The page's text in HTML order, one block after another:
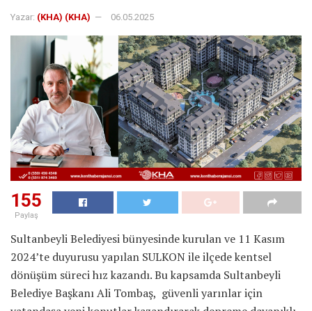
Yazar: (KHA) (KHA) 06.05.2025
155
Paylaş
Sultanbeyli Belediyesi bünyesinde kurulan ve 11 Kasım
2024’te duyurusu yapılan SULKON ile ilçede kentsel
dönüşüm süreci hız kazandı. Bu kapsamda Sultanbeyli
Belediye Başkanı Ali Tombaş, güvenli yarınlar için